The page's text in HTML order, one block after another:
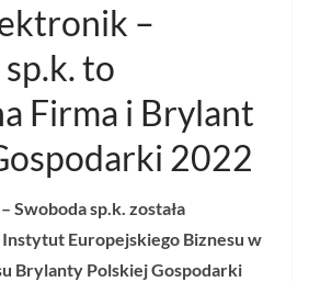
–
to
Firma i Brylant
2022
Swoboda sp.k. została
Europejskiego Biznesu w
Brylanty Polskiej Gospodarki